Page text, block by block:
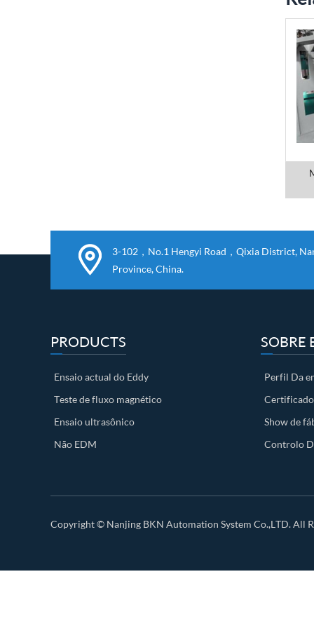
3-102，No.1 Hengyi Road，Qixia District,
Province, China.
PRODUCTS
Ensaio actual do Eddy
Teste de fluxo magnético
Ensaio ultrasônico
Não EDM
SOBRE
Perfil Da
Show de
Controlo
Copyright © Nanjing BKN Automation System Co.,LTD.All